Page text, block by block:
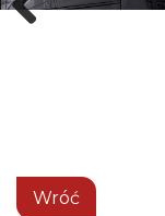
Wróć